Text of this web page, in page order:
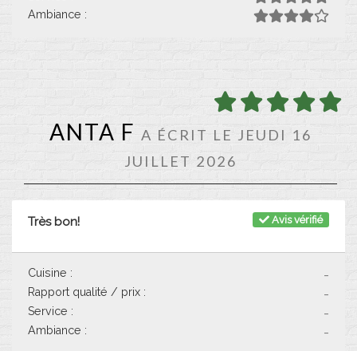
Ambiance :
ANTA F A ÉCRIT LE JEUDI 16
JUILLET 2026
Avis vérifié
Très bon!
-
Cuisine :
-
Rapport qualité / prix :
-
Service :
-
Ambiance :